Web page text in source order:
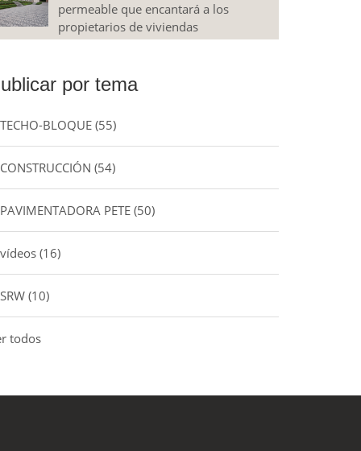
permeable que encantará a los
propietarios de viviendas
por tema
TECHO-BLOQUE(55)
CONSTRUCCIÓN(54)
PAVIMENTADORA PETE(50)
vídeos(16)
SRW(10)
todos